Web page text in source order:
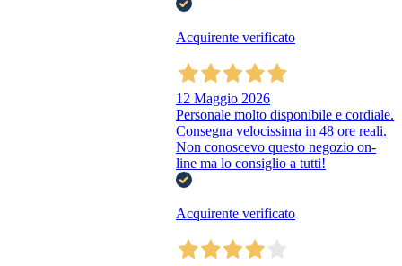
Acquirente verificato
12 Maggio 2026
Personale molto disponibile e cordiale.
Consegna velocissima in 48 ore reali.
Non conoscevo questo negozio on-
line ma lo consiglio a tutti!
Acquirente verificato